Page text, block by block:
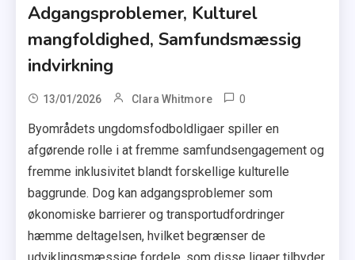
Adgangsproblemer, Kulturel
mangfoldighed, Samfundsmæssig
indvirkning
13/01/2026 Clara Whitmore 0
Byområdets ungdomsfodboldligaer spiller en
afgørende rolle i at fremme samfundsengagement og
fremme inklusivitet blandt forskellige kulturelle
baggrunde. Dog kan adgangsproblemer som
økonomiske barrierer og transportudfordringer
hæmme deltagelsen, hvilket begrænser de
udviklingsmæssige fordele, som disse ligaer tilbyder.